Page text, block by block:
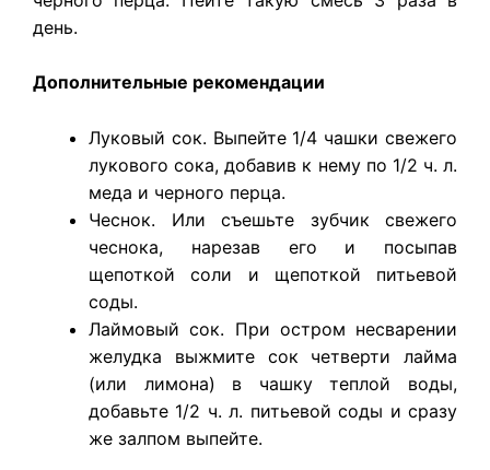
день.
Дополнительные рекомендации
​Луковый сок. Выпейте 1/4 чашки свежего
лукового сока, добавив к нему по 1/2 ч. л.
меда и черного перца.
Чеснок. Или съешьте зубчик свежего
чеснока, нарезав его и посыпав
щепоткой соли и щепоткой питьевой
соды.
Лаймовый сок. При остром несварении
желудка выжмите сок четверти лайма
(или лимона) в чашку теплой воды,
добавьте 1/2 ч. л. питьевой соды и сразу
же залпом выпейте.